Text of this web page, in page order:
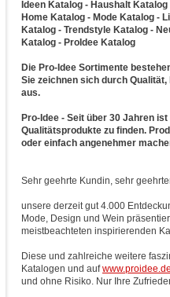
Ideen Katalog - Haushalt
Home Katalog - Mode Katalog -
Katalog - Trendstyle Katalog -
Katalog - ProIdee Katalog
Die Pro-Idee Sortimente
Sie zeichnen sich durch
aus.
Pro-Idee - Seit über 30 Jahren
Qualitätsprodukte zu finden.
oder einfach angenehmer
Sehr geehrte Kundin, sehr
unsere derzeit gut 4.000
Mode, Design und Wein
meistbeachteten inspirierenden
Diese und zahlreiche weitere
Katalogen und auf
und ohne Risiko. Nur Ihre